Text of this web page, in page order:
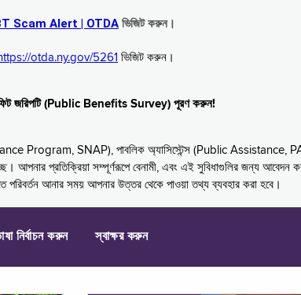
Scam Alert | OTDA ভিজিট করুন।
otda.ny.gov/5261 ভিজিট করুন।
জরিপটি (Public Benefits Survey) পূরণ করুন!
Program, SNAP), পাবলিক অ্যাসিস্টেন্স (Public Assistance,
প্রতিক্রিয়া সম্পূর্ণরূপে বেনামী, এবং এই সুবিধাগুলির জন্য আবেদন
আনার সময় আপনার উত্তর থেকে পাওয়া তথ্য ব্যবহার করা হবে।
নির্বাচন করুন স্বাক্ষর করুন